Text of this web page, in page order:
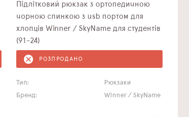
Підлітковий рюкзак з ортопедичною
чорною спинкою з usb портом для
хлопців Winner / SkyName для студентів
(91-24)
РОЗПРОДАНО
Тип:
Рюкзаки
Бренд:
Winner / SkyName